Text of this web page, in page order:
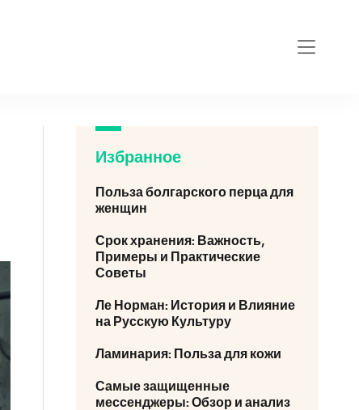
Избранное
Польза болгарского перца для
женщин
Срок хранения: Важность,
Примеры и Практические
Советы
Ле Норман: История и Влияние
на Русскую Культуру
Ламинария: Польза для кожи
Самые защищенные
мессенджеры: Обзор и анализ